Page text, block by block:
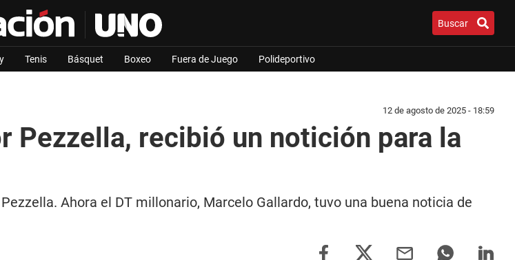
Buscar
Tenis Básquet Boxeo Fuera de Juego Polideportivo
12 de agosto de 2025 - 18:59
Pezzella, recibió un notición para la
Ahora el DT millonario, Marcelo Gallardo, tuvo una buena noticia de